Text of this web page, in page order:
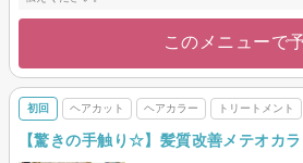
このメニューで
初回 ヘアカット ヘアカラー トリートメント
【驚きの手触り☆】髪質改善メテオカ